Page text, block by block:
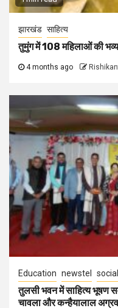
झारखंड साहित्य
तुमुंग में 108 महिलाओं की
4 months ago
Education newstel
तुलसी भवन में साहित्य भूषण
चावला और कन्हैयालाल